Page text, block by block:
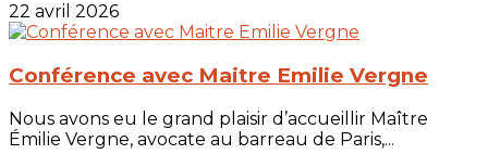
22 avril 2026
Conférence avec Maitre Emilie Vergne
Nous avons eu le grand plaisir d’accueillir Maître
Émilie Vergne, avocate au barreau de Paris,...